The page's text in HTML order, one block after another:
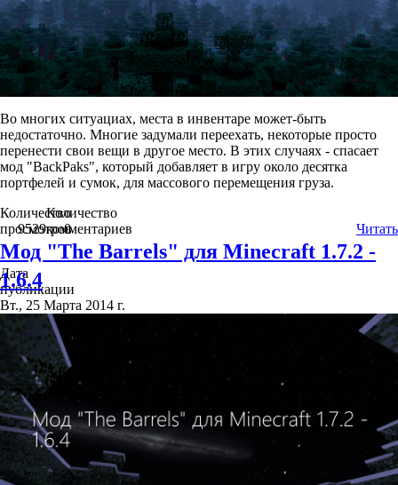
Во многих ситуациах, места в инвентаре может-быть
недостаточно. Многие задумали переехать, некоторые просто
перенести свои вещи в другое место. В этих случаях - спасает
мод "BackPaks", который добавляет в игру около десятка
портфелей и сумок, для массового перемещения груза.
Количество
просмотров
9529
Количество
комментариев
0 Читать
Мод "The Barrels" для Minecraft 1.7.2 -
1.6.4
Дата
публикации
Вт., 25 Марта 2014 г.